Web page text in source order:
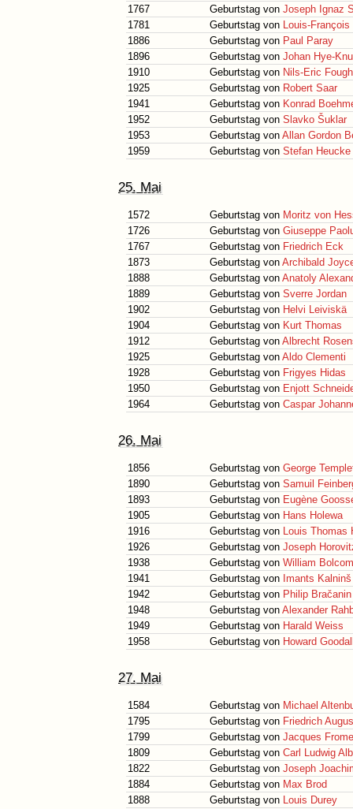
1767
Geburtstag von Joseph Ignaz
1781
Geburtstag von Louis-François
1886
Geburtstag von Paul Paray
1896
Geburtstag von Johan Hye-
1910
Geburtstag von Nils-Eric
1925
Geburtstag von Robert Saar
1941
Geburtstag von Konrad
1952
Geburtstag von Slavko Šuklar
1953
Geburtstag von Allan Gordon
1959
Geburtstag von Stefan Heucke
25. Mai
1572 Geburtstag von Moritz von
1726
Geburtstag von Giuseppe
1767
Geburtstag von Friedrich Eck
1873
Geburtstag von Archibald
1888
Geburtstag von Anatoly
1889
Geburtstag von Sverre Jordan
1902
Geburtstag von Helvi Leiviskä
1904
Geburtstag von Kurt Thomas
1912
Geburtstag von Albrecht
1925
Geburtstag von Aldo Clementi
1928
Geburtstag von Frigyes Hidas
1950
Geburtstag von Enjott
1964
Geburtstag von Caspar
26. Mai
1856 Geburtstag von George
1890
Geburtstag von Samuil
1893
Geburtstag von Eugène
1905
Geburtstag von Hans Holewa
1916
Geburtstag von Louis Thomas
1926
Geburtstag von Joseph
1938
Geburtstag von William Bolcom
1941
Geburtstag von Imants Kalninš
1942
Geburtstag von Philip Bračanin
1948
Geburtstag von Alexander
1949
Geburtstag von Harald Weiss
1958
Geburtstag von Howard
27. Mai
1584 Geburtstag von Michael
1795
Geburtstag von Friedrich
1799
Geburtstag von Jacques
1809
Geburtstag von Carl Ludwig
1822
Geburtstag von Joseph
1884
Geburtstag von Max Brod
1888
Geburtstag von Louis Durey